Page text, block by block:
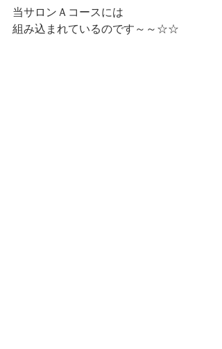
当サロンＡコースには
組み込まれているのです～～☆☆